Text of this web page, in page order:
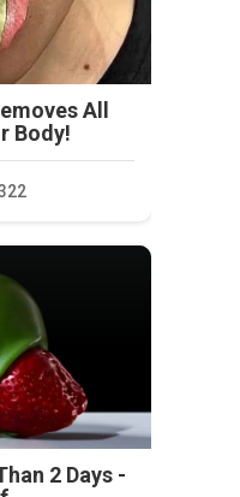
All
Body!
2 Days -